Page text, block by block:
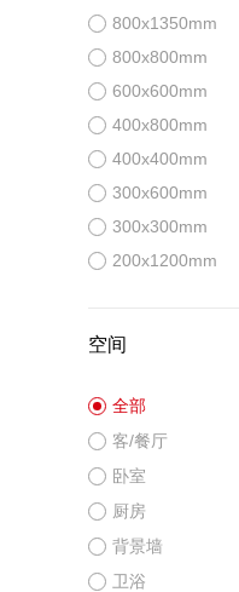
800x1350mm
800x800mm
600x600mm
400x800mm
400x400mm
300x600mm
300x300mm
200x1200mm
空间
全部
客/餐厅
卧室
厨房
背景墙
卫浴